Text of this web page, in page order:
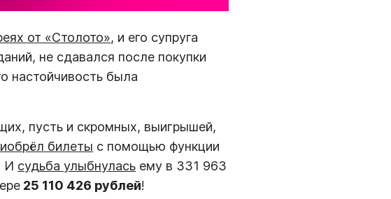
от «Столото», и его супруга
не сдавался после покупки
настойчивость была
пусть и скромных, выигрышей,
билеты с помощью функции
И судьба улыбнулась ему в 331 963
25 110 426 рублей!